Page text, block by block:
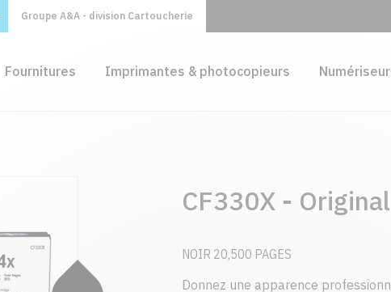
Groupe A&A - division Cartoucherie
Fournitures Imprimantes & photocopieurs
CF330X - Original
NOIR 20,500 PAGES
Donnez une apparence